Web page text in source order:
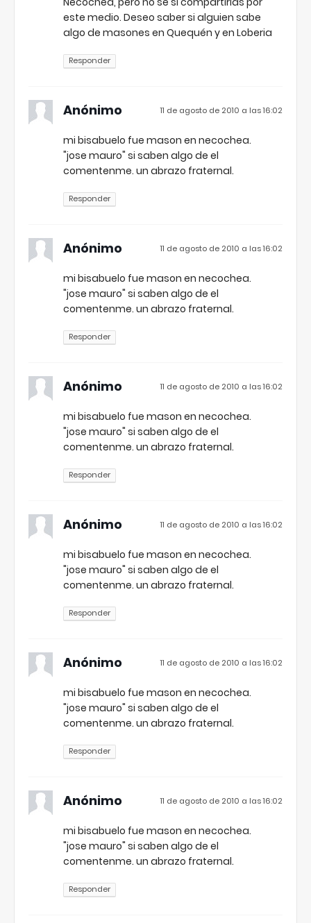
este medio. Deseo saber si alguien sabe
algo de masones en Quequén y en Loberia
Responder
Anónimo 11 de agosto de 2010 a las 16:02
mi bisabuelo fue mason en necochea.
"jose mauro" si saben algo de el
comentenme. un abrazo fraternal.
Responder
Anónimo 11 de agosto de 2010 a las 16:02
mi bisabuelo fue mason en necochea.
"jose mauro" si saben algo de el
comentenme. un abrazo fraternal.
Responder
Anónimo 11 de agosto de 2010 a las 16:02
mi bisabuelo fue mason en necochea.
"jose mauro" si saben algo de el
comentenme. un abrazo fraternal.
Responder
Anónimo 11 de agosto de 2010 a las 16:02
mi bisabuelo fue mason en necochea.
"jose mauro" si saben algo de el
comentenme. un abrazo fraternal.
Responder
Anónimo 11 de agosto de 2010 a las 16:02
mi bisabuelo fue mason en necochea.
"jose mauro" si saben algo de el
comentenme. un abrazo fraternal.
Responder
Anónimo 11 de agosto de 2010 a las 16:02
mi bisabuelo fue mason en necochea.
"jose mauro" si saben algo de el
comentenme. un abrazo fraternal.
Responder